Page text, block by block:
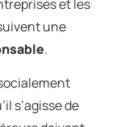
et les
une
.
s’agisse de